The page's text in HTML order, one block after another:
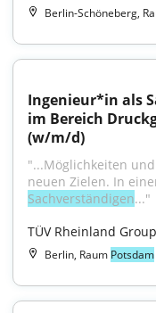
Berlin-Schöneberg,
Ingenieur*in als
im Bereich
(w/m/d)
"...Möglichkeiten
Sachverständigen..."
TÜV Rheinland Group
Berlin, Raum Potsdam